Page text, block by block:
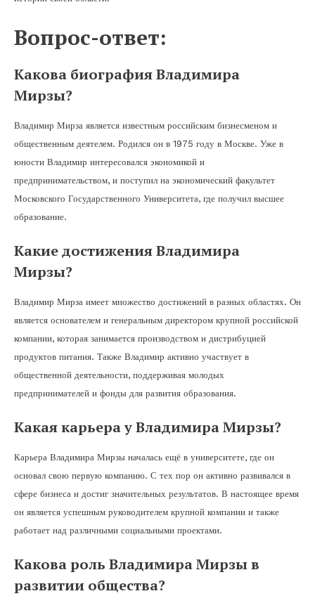
Вопрос-ответ:
Какова биография Владимира
Мирзы?
Владимир Мирза является известным российским бизнесменом и
общественным деятелем. Родился он в 1975 году в Москве. Уже в
юности Владимир интересовался экономикой и
предпринимательством, и поступил на экономический факультет
Московского Государственного Университета, где получил высшее
образование.
Какие достижения Владимира
Мирзы?
Владимир Мирза имеет множество достижений в разных областях. Он
является основателем и генеральным директором крупной российской
компании, которая занимается производством и дистрибуцией
продуктов питания. Также Владимир активно участвует в
общественной деятельности, поддерживая молодых
предпринимателей и фонды для развития образования.
Какая карьера у Владимира Мирзы?
Карьера Владимира Мирзы началась ещё в университете, где он
основал свою первую компанию. С тех пор он активно развивался в
сфере бизнеса и достиг значительных результатов. В настоящее время
он является успешным руководителем крупной компании и также
работает над различными социальными проектами.
Какова роль Владимира Мирзы в
развитии общества?